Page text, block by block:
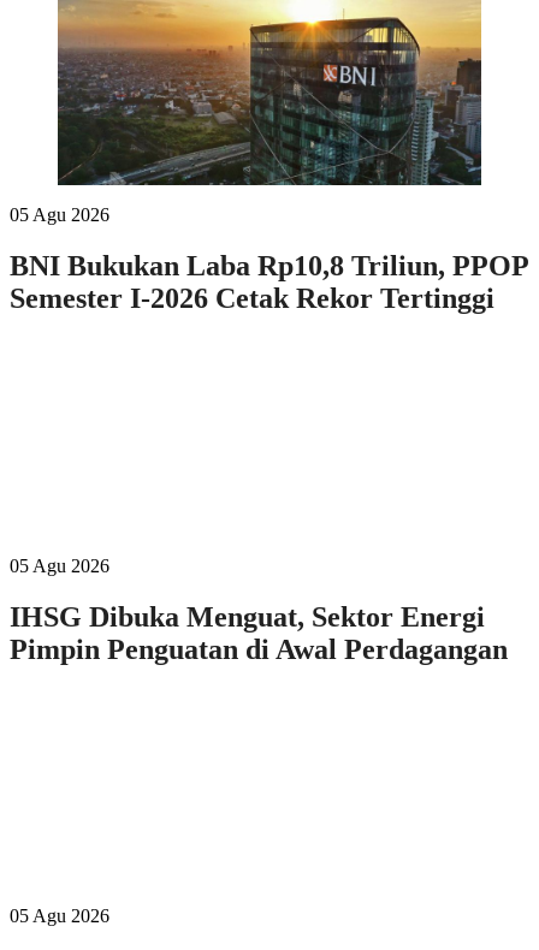
05 Agu 2026
BNI Bukukan Laba Rp10,8 Triliun, PPOP
Semester I-2026 Cetak Rekor Tertinggi
05 Agu 2026
IHSG Dibuka Menguat, Sektor Energi
Pimpin Penguatan di Awal Perdagangan
05 Agu 2026